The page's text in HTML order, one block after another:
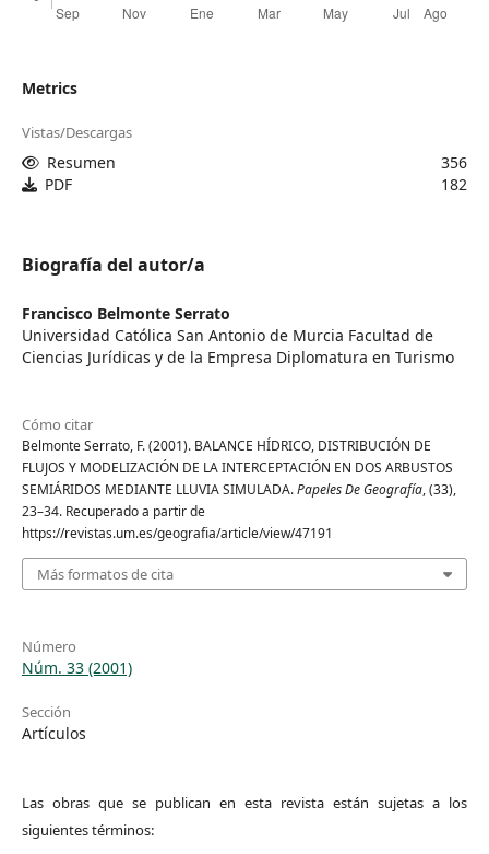
Metrics
Vistas/Descargas
Resumen
356
PDF
182
Biografía del autor/a
Francisco Belmonte Serrato
Universidad Católica San Antonio de Murcia Facultad de
Ciencias Jurídicas y de la Empresa Diplomatura en Turismo
Cómo citar
Belmonte Serrato, F. (2001). BALANCE HÍDRICO, DISTRIBUCIÓN DE
FLUJOS Y MODELIZACIÓN DE LA INTERCEPTACIÓN EN DOS ARBUSTOS
SEMIÁRIDOS MEDIANTE LLUVIA SIMULADA.Papeles De Geografía, (33),
23–34. Recuperado a partir de
https://revistas.um.es/geografia/article/view/47191
Más formatos de cita
Número
Núm. 33 (2001)
Sección
Artículos
Las obras que se publican en esta revista están sujetas a los
siguientes términos: